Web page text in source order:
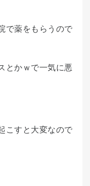
で薬をもらうので
とかｗで一気に悪
こすと大変なので